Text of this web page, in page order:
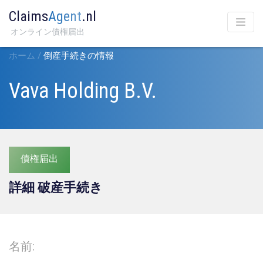
ClaimsAgent.nl
オンライン債権届出
ホーム / 倒産手続きの情報
Vava Holding B.V.
債権届出
詳細 破産手続き
名前: